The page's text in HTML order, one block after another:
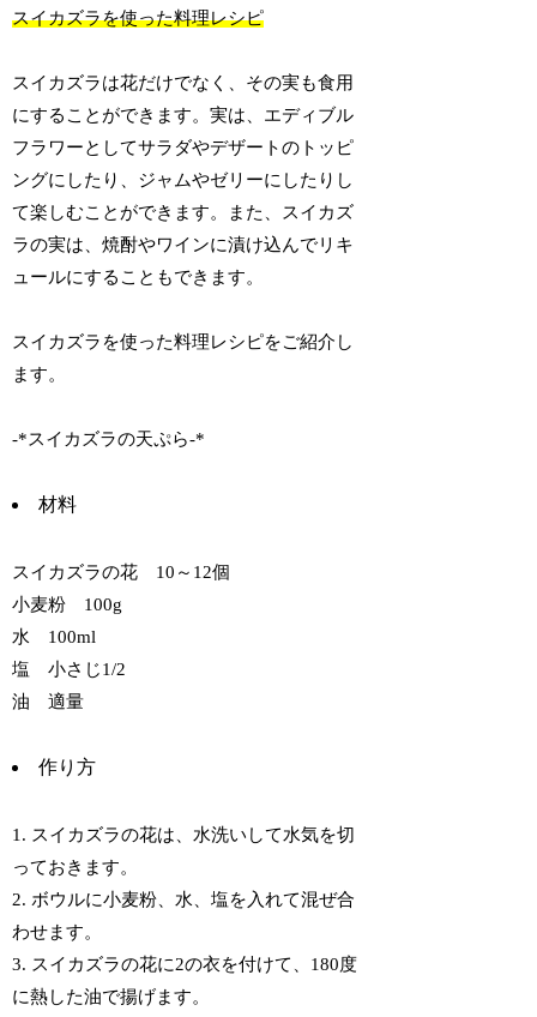
スイカズラを使った料理レシピ
スイカズラは花だけでなく、その実も食用
にすることができます。実は、エディブル
フラワーとしてサラダやデザートのトッピ
ングにしたり、ジャムやゼリーにしたりし
て楽しむことができます。また、スイカズ
ラの実は、焼酎やワインに漬け込んでリキ
ュールにすることもできます。
スイカズラを使った料理レシピをご紹介し
ます。
-*スイカズラの天ぷら-*
材料
スイカズラの花 10～12個
小麦粉 100g
水 100ml
塩 小さじ1/2
油 適量
作り方
1. スイカズラの花は、水洗いして水気を切
っておきます。
2. ボウルに小麦粉、水、塩を入れて混ぜ合
わせます。
3. スイカズラの花に2の衣を付けて、180度
に熱した油で揚げます。